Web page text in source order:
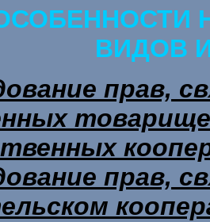
ВИДОВ
прав,
прав,